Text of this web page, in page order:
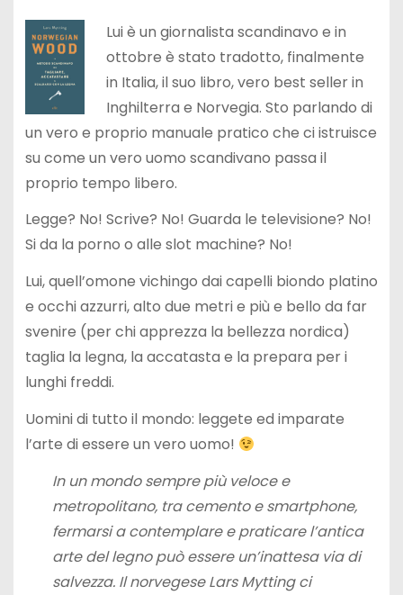
Lui è un giornalista scandinavo e in
ottobre è stato tradotto, finalmente
in Italia, il suo libro, vero best seller in
Inghilterra e Norvegia. Sto parlando di
un vero e proprio manuale pratico che ci istruisce
su come un vero uomo scandivano passa il
proprio tempo libero.
Legge? No! Scrive? No! Guarda le televisione? No!
Si da la porno o alle slot machine? No!
Lui, quell’omone vichingo dai capelli biondo platino
e occhi azzurri, alto due metri e più e bello da far
svenire (per chi apprezza la bellezza nordica)
taglia la legna, la accatasta e la prepara per i
lunghi freddi.
Uomini di tutto il mondo: leggete ed imparate
l’arte di essere un vero uomo!
In un mondo sempre più veloce e
metropolitano, tra cemento e smartphone,
fermarsi a contemplare e praticare l’antica
arte del legno può essere un’inattesa via di
salvezza. Il norvegese Lars Mytting ci